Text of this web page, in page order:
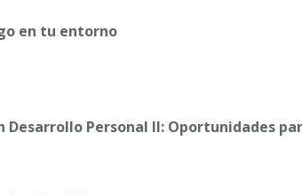
en tu entorno
Desarrollo Personal II: Oportunidades